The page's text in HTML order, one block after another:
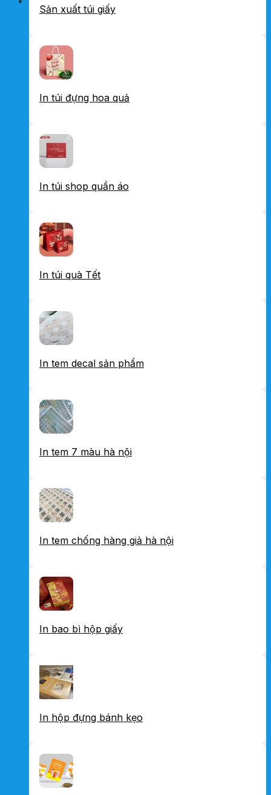
Sản xuất túi giấy
In túi đựng hoa quả
In túi shop quần áo
In túi quà Tết
In tem decal sản phẩm
In tem 7 màu hà nội
In tem chống hàng giả hà nội
In bao bì hộp giấy
In hộp đựng bánh kẹo